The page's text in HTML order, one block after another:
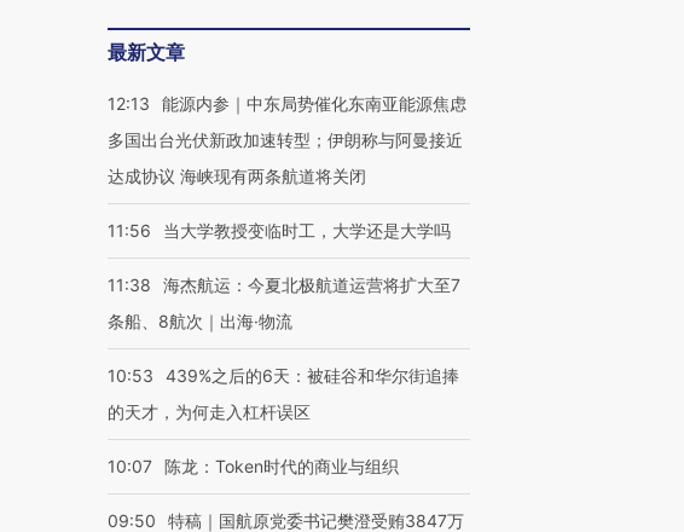
最新文章
12:13
能源内参｜中东局势催化东南亚能源焦虑
多国出台光伏新政加速转型；伊朗称与阿曼接近
达成协议 海峡现有两条航道将关闭
11:56 当大学教授变临时工，大学还是大学吗
11:38
海杰航运：今夏北极航道运营将扩大至7
条船、8航次｜出海·物流
10:53
439%之后的6天：被硅谷和华尔街追捧
的天才，为何走入杠杆误区
10:07 陈龙：Token时代的商业与组织
09:50
特稿｜国航原党委书记樊澄受贿3847万